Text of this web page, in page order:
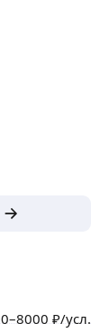
–8000 ₽/усл.